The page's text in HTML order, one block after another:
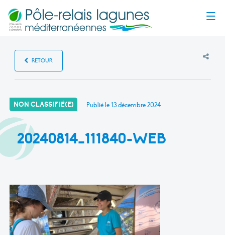
RETOUR
NON CLASSIFIÉ(E) Publié le13 décembre 2024
20240814_111840-WEB